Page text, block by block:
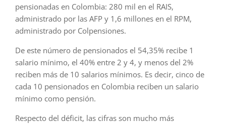
pensionadas en Colombia: 280 mil en el RAIS,
administrado por las AFP y 1,6 millones en el RPM,
administrado por Colpensiones.
De este número de pensionados el 54,35% recibe 1
salario mínimo, el 40% entre 2 y 4, y menos del 2%
reciben más de 10 salarios mínimos. Es decir, cinco de
cada 10 pensionados en Colombia reciben un salario
mínimo como pensión.
Respecto del déficit, las cifras son mucho más